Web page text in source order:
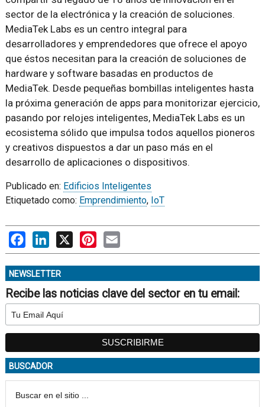
sector de la electrónica y la creación de soluciones.
MediaTek Labs es un centro integral para
desarrolladores y emprendedores que ofrece el apoyo
que éstos necesitan para la creación de soluciones de
hardware y software basadas en productos de
MediaTek. Desde pequeñas bombillas inteligentes hasta
la próxima generación de apps para monitorizar ejercicio,
pasando por relojes inteligentes, MediaTek Labs es un
ecosistema sólido que impulsa todos aquellos pioneros
y creativos dispuestos a dar un paso más en el
desarrollo de aplicaciones o dispositivos.
Publicado en: Edificios Inteligentes
Etiquetado como: Emprendimiento, IoT
FacebookLinkedIn
X PinterestEmail
NEWSLETTER
Recibe las noticias clave del sector en tu email:
BUSCADOR